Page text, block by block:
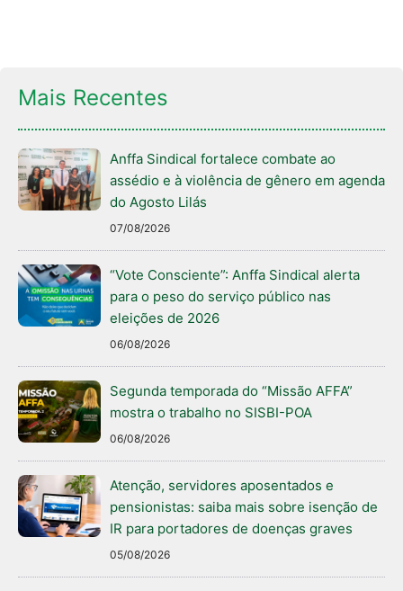
Mais Recentes
Anffa Sindical fortalece combate ao
assédio e à violência de gênero em agenda
do Agosto Lilás
07/08/2026
“Vote Consciente”: Anffa Sindical alerta
para o peso do serviço público nas
eleições de 2026
06/08/2026
Segunda temporada do “Missão AFFA”
mostra o trabalho no SISBI-POA
06/08/2026
Atenção, servidores aposentados e
pensionistas: saiba mais sobre isenção de
IR para portadores de doenças graves
05/08/2026